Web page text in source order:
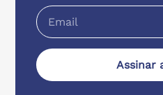
Assinar